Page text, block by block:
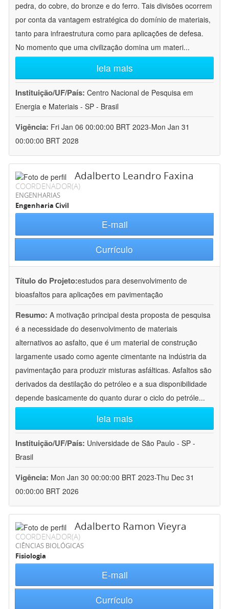
pedra, do cobre, do bronze e do ferro. Tais divisões ocorrem
por conta da vantagem estratégica do domínio de materiais,
tanto para infraestrutura como para aplicações de defesa.
No momento que uma civilização domina um materi...
leia mais
Instituição/UF/País: Centro Nacional de Pesquisa em
Energia e Materiais - SP - Brasil
Vigência: Fri Jan 06 00:00:00 BRT 2023-Mon Jan 31
00:00:00 BRT 2028
Adalberto Leandro Faxina
COORDENADOR(A)
ENGENHARIAS
Engenharia Civil
E-mail
Currículo
Título do Projeto:estudos para desenvolvimento de
bioasfaltos para aplicações em pavimentação
Resumo: A motivação principal desta proposta de pesquisa
é a necessidade do desenvolvimento de materiais
alternativos ao asfalto, que é um material de construção
largamente usado como agente cimentante na indústria da
pavimentação para produzir misturas asfálticas. Asfaltos são
derivados da destilação do petróleo e a sua disponibilidade
depende basicamente do quanto durar o ciclo do petróle...
leia mais
Instituição/UF/País: Universidade de São Paulo - SP -
Brasil
Vigência: Mon Jan 30 00:00:00 BRT 2023-Thu Dec 31
00:00:00 BRT 2026
Adalberto Ramon Vieyra
COORDENADOR(A)
CIÊNCIAS BIOLÓGICAS
Fisiologia
E-mail
Currículo